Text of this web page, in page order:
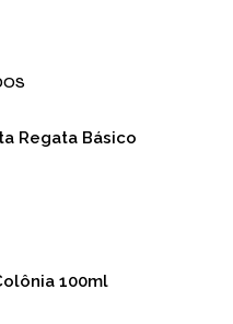
Regata Básico
100ml